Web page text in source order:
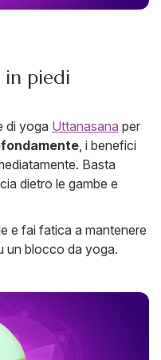
in piedi
di yoga Uttanasana per
, i benefici
Basta
dietro le gambe e
e fai fatica a mantenere
un blocco da yoga.